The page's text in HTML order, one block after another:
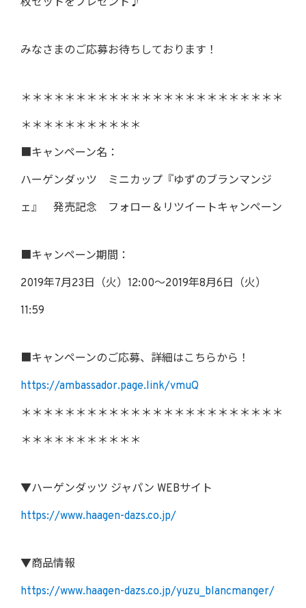
みなさまのご応募お待ちしております！
＊＊＊＊＊＊＊＊＊＊＊＊＊＊＊＊＊＊＊＊＊＊＊＊
＊＊＊＊＊＊＊＊＊＊＊
■キャンペーン名：
ハーゲンダッツ ミニカップ『ゆずのブランマンジ
ェ』 発売記念 フォロー＆リツイートキャンペーン
■キャンペーン期間：
2019年7月23日（火）12:00～2019年8月6日（火）
11:59
■キャンペーンのご応募、詳細はこちらから！
https://ambassador.page.link/vmuQ
＊＊＊＊＊＊＊＊＊＊＊＊＊＊＊＊＊＊＊＊＊＊＊＊
＊＊＊＊＊＊＊＊＊＊＊
▼ハーゲンダッツ ジャパン WEBサイト
https://www.haagen-dazs.co.jp/
▼商品情報
https://www.haagen-dazs.co.jp/yuzu_blancmanger/